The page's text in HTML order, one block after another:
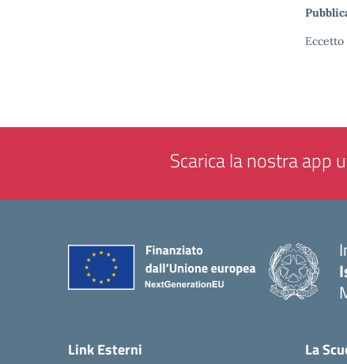
Scarica la nostra app
Link Esterni La